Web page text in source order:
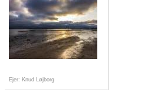
Ejer: Knud Løjborg